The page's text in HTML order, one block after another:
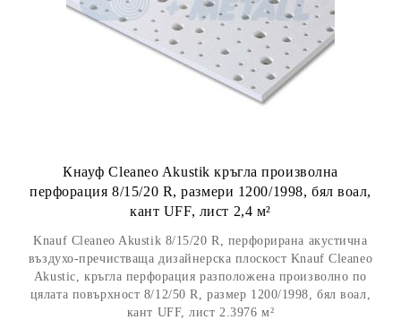
Кнауф Cleaneo Akustik кръгла произволна
перфорация 8/15/20 R, размери 1200/1998, бял воал,
кант UFF, лист 2,4 м²
Knauf Cleaneo Akustik 8/15/20 R, перфорирана акустична
въздухо-пречистваща дизайнерска плоскост Knauf Cleaneo
Akustic, кръгла перфорация разположена произволно по
цялата повърхност 8/12/50 R, размер 1200/1998, бял воал,
кант UFF, лист 2.3976 м²